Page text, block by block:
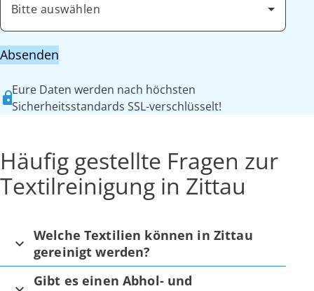
Bitte auswählen
Absenden
Eure Daten werden nach höchsten
Sicherheitsstandards SSL-verschlüsselt!
Häufig gestellte Fragen zur
Textilreinigung in Zittau
Welche Textilien können in Zittau
gereinigt werden?
Gibt es einen Abhol- und